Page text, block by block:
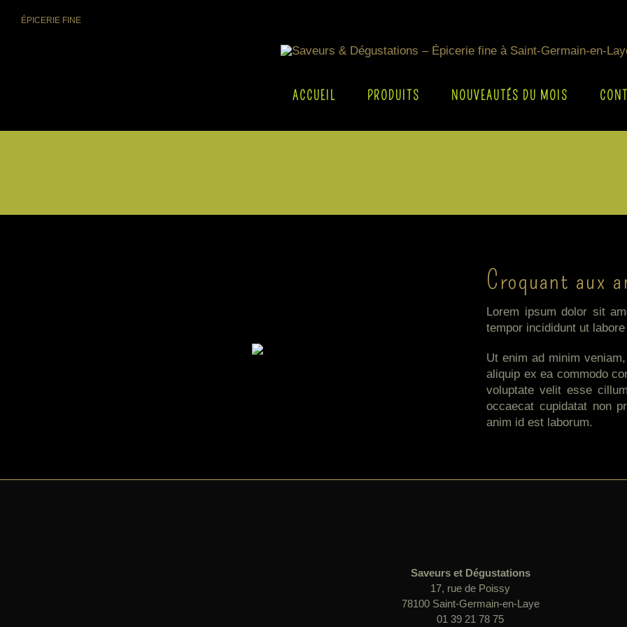
ÉPICERIE FINE
ACCUEIL PRODUITS NOUVEAUTÉS DU MOIS
Croquant aux
Lorem ipsum dolor sit
tempor incididunt ut
Ut enim ad minim
aliquip ex ea commodo
voluptate velit esse
occaecat cupidatat non
anim id est laborum.
Saveurs et Dégustations
17, rue de Poissy
78100 Saint-Germain-en-Laye
01 39 21 78 75